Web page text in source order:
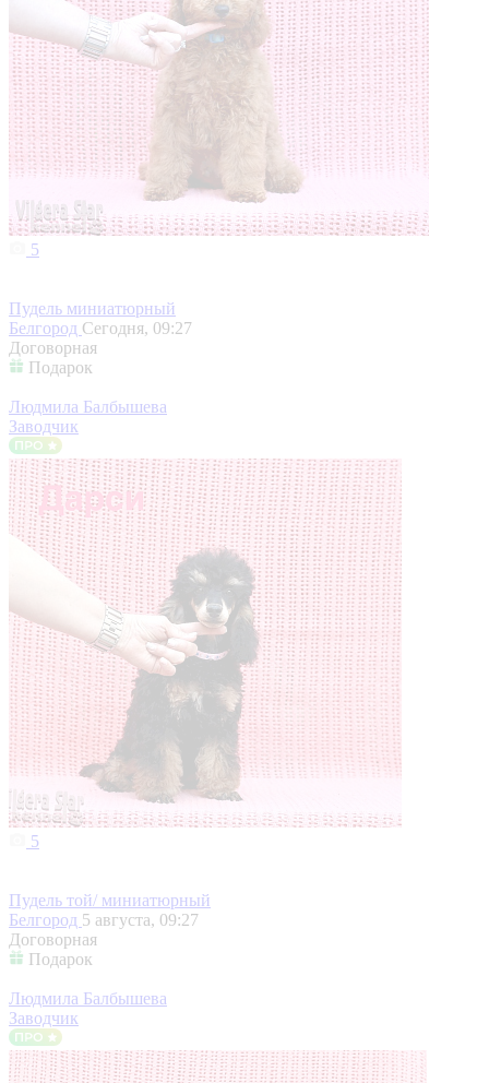
5
Пудель миниатюрный
Белгород Сегодня, 09:27
Договорная
Подарок
Людмила Балбышева
Заводчик
5
Пудель той/ миниатюрный
Белгород 5 августа, 09:27
Договорная
Подарок
Людмила Балбышева
Заводчик